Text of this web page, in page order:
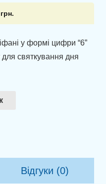
грн.
у формі цифри “6”
святкування дня
Відгуки (0)